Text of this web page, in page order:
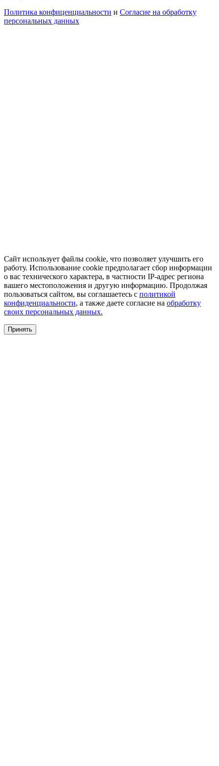
Политика конфиценциальности и Согласие на обработку
персональных данных
Сайт использует файлы cookie, что позволяет улучшить его
работу. Использование cookie предполагает сбор информации
о вас технического характера, в частности IP-адрес региона
вашего местоположения и другую информацию. Продолжая
пользоваться сайтом, вы соглашаетесь с политикой
конфиденциальности, а также даете согласие на обработку
своих персональных данных.
Принять